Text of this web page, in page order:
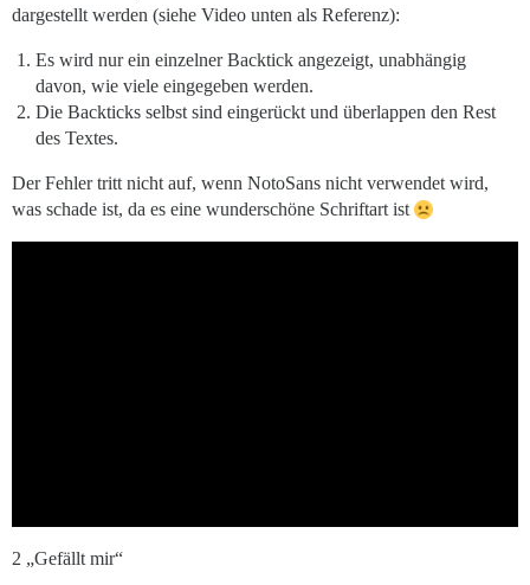
dargestellt werden (siehe Video unten als Referenz):
Es wird nur ein einzelner Backtick angezeigt, unabhängig
davon, wie viele eingegeben werden.
Die Backticks selbst sind eingerückt und überlappen den Rest
des Textes.
Der Fehler tritt nicht auf, wenn NotoSans nicht verwendet wird,
was schade ist, da es eine wunderschöne Schriftart ist
2 „Gefällt mir“